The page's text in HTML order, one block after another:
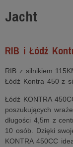
Jacht
RIB i Łódź
RIB z silnikiem
Łódź Kontra 450 z
Łódź KONTRA
poszukujących
długości 4,5m z
10 osób. Dzięki
KONTRA 450CC